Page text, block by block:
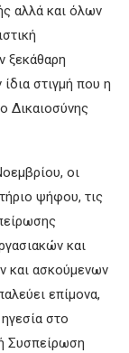
αλλά και όλων
ξεκάθαρη
στιγμή που η
Δικαιοσύνης
οι
ψήφου, τις
και
και ασκούμενων
επίμονα,
στο
Συσπείρωση